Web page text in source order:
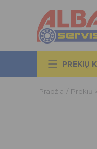
PREKIŲ
Pradžia / Prekių